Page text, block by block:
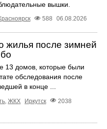
вышки.
588 06.08.2026
жилья после зимней
13 домов, которые были
обследования после
в конце ...
ЖКХ Иркутск
2038